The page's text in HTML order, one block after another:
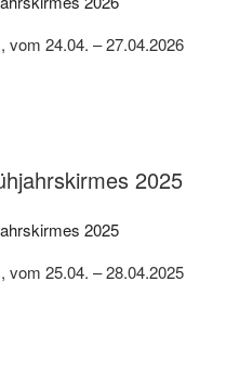
vom 24.04. – 27.04.2026
2025
vom 25.04. – 28.04.2025